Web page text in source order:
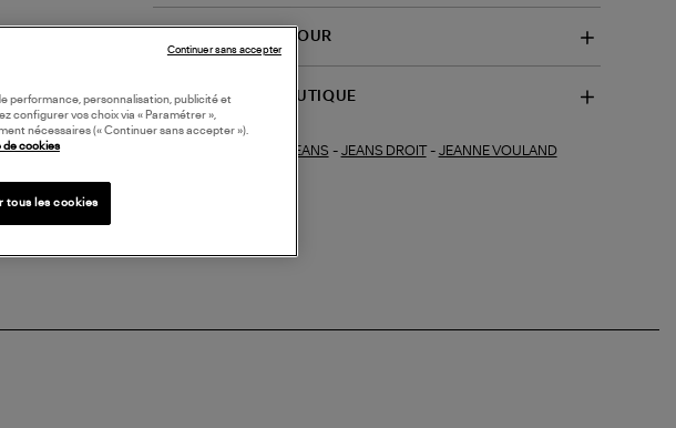
LIVRAISON ET RETOUR
DISPONIBILITÉ BOUTIQUE
JEANS - JEANS DROIT - JEANNE VOULAND
performance, personnalisation, publicité et
configurer vos choix via « Paramétrer »,
nécessaires (« Continuer sans accepter »).
de cookies
tous les cookies
Continuer sans accepter